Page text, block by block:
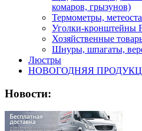
комаров, грызунов)
Термометры,
Уголки-кронштейны
Хозяйственные
Шнуры, шпагаты,
Люстры
НОВОГОДНЯЯ
Новости: